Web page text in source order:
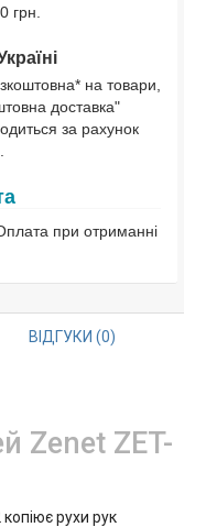
грн.
на товари,
доставка"
за рахунок
при отриманні
ВІДГУКИ (0)
Zenet ZET-
рухи рук